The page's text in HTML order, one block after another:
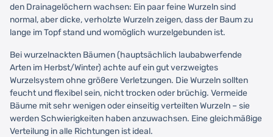
den Drainagelöchern wachsen: Ein paar feine Wurzeln sind
normal, aber dicke, verholzte Wurzeln zeigen, dass der Baum zu
lange im Topf stand und womöglich wurzelgebunden ist.
Bei wurzelnackten Bäumen (hauptsächlich laubabwerfende
Arten im Herbst/Winter) achte auf ein gut verzweigtes
Wurzelsystem ohne größere Verletzungen. Die Wurzeln sollten
feucht und flexibel sein, nicht trocken oder brüchig. Vermeide
Bäume mit sehr wenigen oder einseitig verteilten Wurzeln – sie
werden Schwierigkeiten haben anzuwachsen. Eine gleichmäßige
Verteilung in alle Richtungen ist ideal.